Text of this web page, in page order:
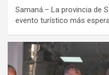
Samaná.– La provincia de
evento turístico más